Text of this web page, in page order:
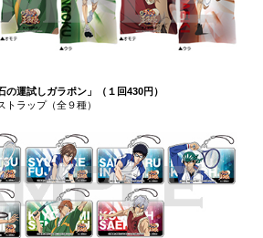
運試しガラポン」（１回430円）
トラップ（全９種）